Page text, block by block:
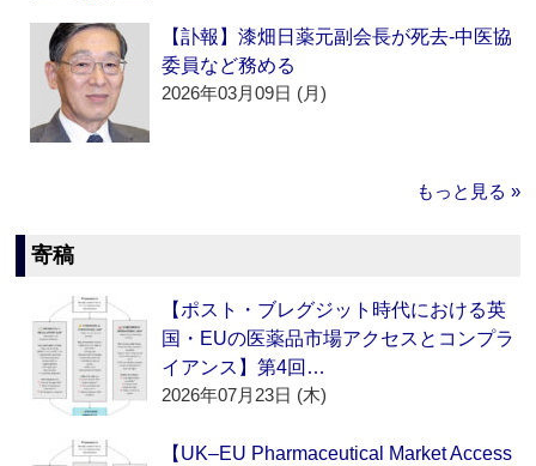
【訃報】漆畑日薬元副会長が死去‐中医協
委員など務める
2026年03月09日 (月)
もっと見る »
寄稿
【ポスト・ブレグジット時代における英
国・EUの医薬品市場アクセスとコンプラ
イアンス】第4回…
2026年07月23日 (木)
【UK–EU Pharmaceutical Market Access